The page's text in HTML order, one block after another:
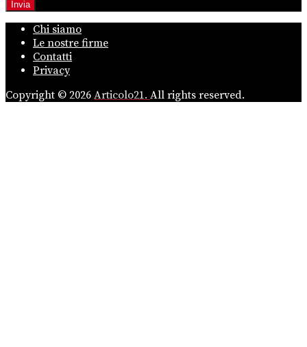
Chi siamo
Le nostre firme
Contatti
Privacy
Copyright © 2026 Articolo21. All rights reserved.